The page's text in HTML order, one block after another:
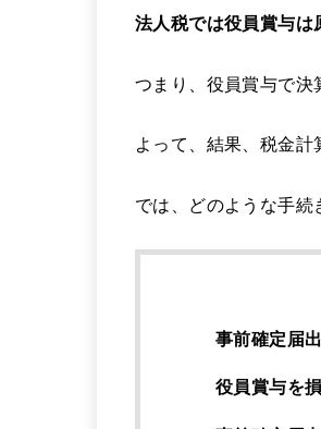
法人税では役員賞与は
つまり、役員賞与で決
よって、結果、税金計
では、どのような手続
事前確定届
役員賞与を